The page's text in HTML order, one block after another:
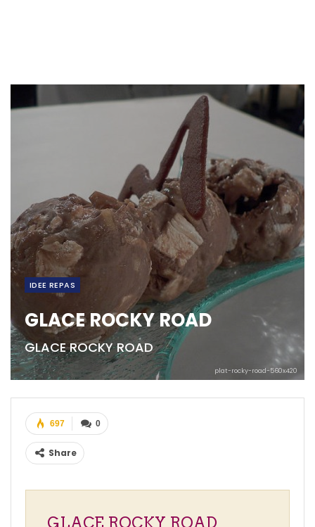
IDEE REPAS
GLACE ROCKY ROAD
GLACE ROCKY ROAD
plat-rocky-road-560x420
0
697
Share
GLACE ROCKY ROAD